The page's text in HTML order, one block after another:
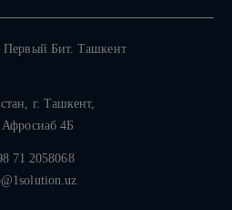
Первый Бит. Ташкент
г. Ташкент,
Афросиаб 4Б
71 2058068